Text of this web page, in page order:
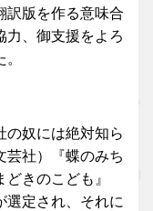
訳版を作る意味合
力、御支援をよろ
奴には絶対知ら
芸社）『蝶のみち
きのこども』
選定され、それに